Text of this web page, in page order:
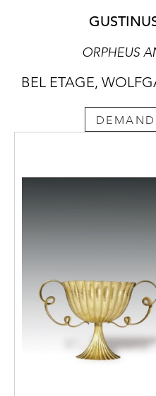
ORPHEUS
BEL ETAGE,